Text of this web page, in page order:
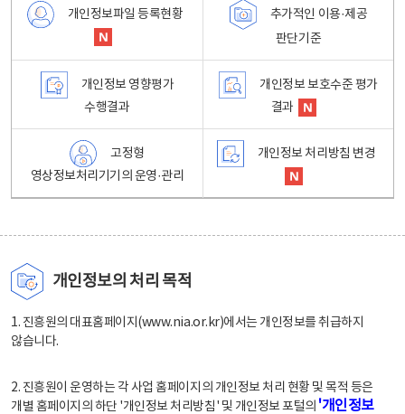
개인정보파일 등록현황
추가적인 이용·제공
판단기준
개인정보 영향평가
수행결과
개인정보 보호수준 평가
결과
고정형
영상정보처리기기의 운영·관리
개인정보 처리방침 변경
개인정보의 처리 목적
1. 진흥원의 대표홈페이지(www.nia.or.kr)에서는 개인정보를 취급하지
않습니다.
2. 진흥원이 운영하는 각 사업 홈페이지의 개인정보 처리 현황 및 목적 등은
개별 홈페이지의 하단 '개인정보 처리방침' 및 개인정보 포털의 '개인정보